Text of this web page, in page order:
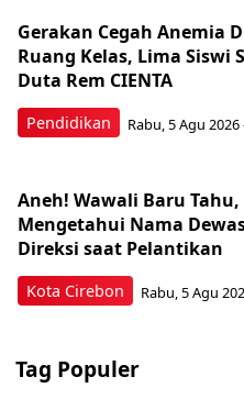
Pendidikan
Gerakan Cegah Anemia
Ruang Kelas, Lima Siswi
Duta Rem CIENTA
Rabu, 5 Agu 2026
Kota Cirebon
Aneh! Wawali Baru Tahu,
Mengetahui Nama
Direksi saat Pelantikan
Rabu, 5 Agu
Tag Populer